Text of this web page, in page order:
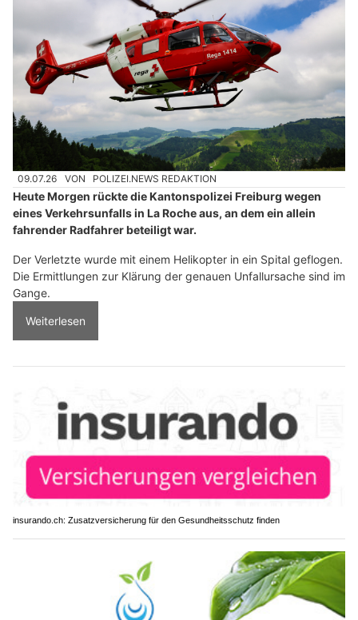
09.07.26 VON POLIZEI.NEWS REDAKTION
Heute Morgen rückte die Kantonspolizei Freiburg wegen
eines Verkehrsunfalls in La Roche aus, an dem ein allein
fahrender Radfahrer beteiligt war.
Der Verletzte wurde mit einem Helikopter in ein Spital geflogen.
Die Ermittlungen zur Klärung der genauen Unfallursache sind im
Gange.
Weiterlesen
insurando.ch: Zusatzversicherung für den Gesundheitsschutz finden